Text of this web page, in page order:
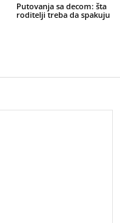
Putovanja sa decom: šta
roditelji treba da spakuju